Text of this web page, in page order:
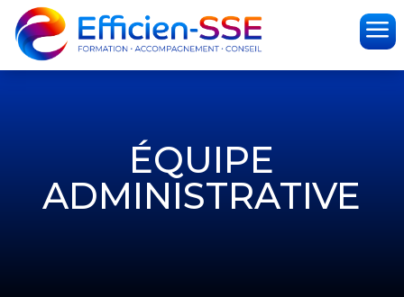
a
ÉQUIPE
ADMINISTRATIVE